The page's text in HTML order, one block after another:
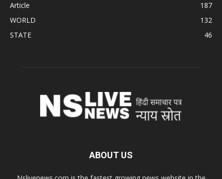
Article
187
WORLD
132
STATE
46
ABOUT US